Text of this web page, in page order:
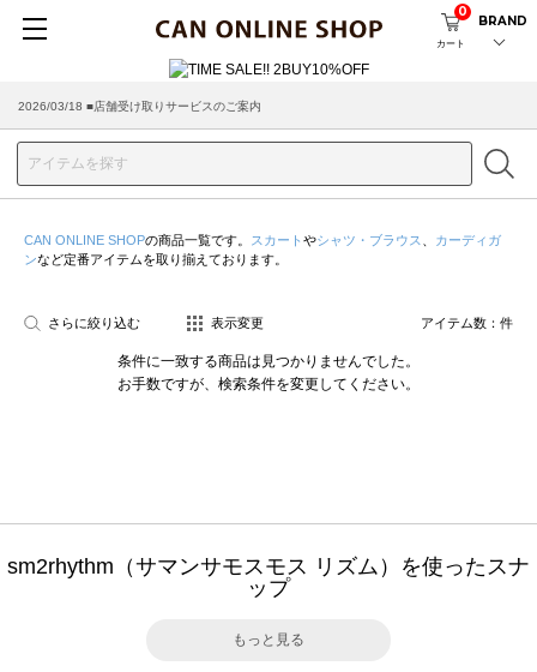
カート
0
BRAND
2026/03/18 ■店舗受け取りサービスのご案内
CAN ONLINE SHOPの商品一覧です。 スカート やシャツ・ブラウス
カーディガ
ンなど定番アイテムを取り揃えております。
さらに絞り込む 表示変更 アイテム数： 件
条件に一致する商品は見つかりませんでした。
お手数ですが、検索条件を変更してください。
sm2rhythm（サマンサモスモス リズム）を使ったスナ
ップ
もっと見る